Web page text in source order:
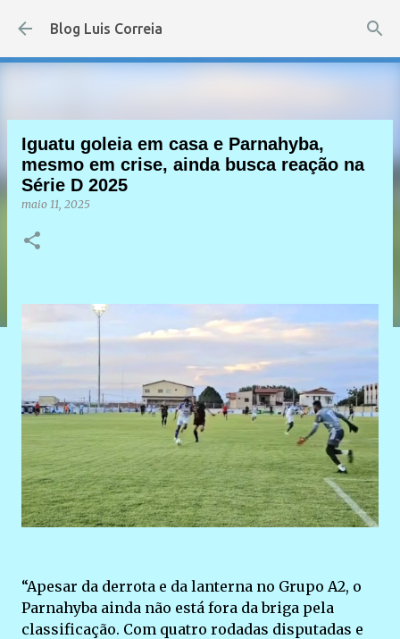
Pular para o conteúdo principal
Blog Luis Correia
Iguatu goleia em casa e Parnahyba,
mesmo em crise, ainda busca reação na
Série D 2025
maio 11, 2025
“Apesar da derrota e da lanterna no Grupo A2, o
Parnahyba ainda não está fora da briga pela
classificação. Com quatro rodadas disputadas e